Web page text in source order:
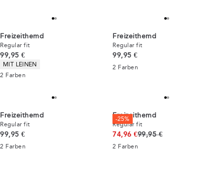
Freizeithemd
Regular fit
Preis
99,95 €
Produkteigenschaften
MIT LEINEN
2 Farben
Freizeithemd
Regular fit
Preis
99,95 €
2 Farben
Freizeithemd
Regular fit
Preis
99,95 €
2 Farben
-25%
Freizeithemd
Regular fit
74,96 €Ursprünglicher Preis
99,95 €
2 Farben